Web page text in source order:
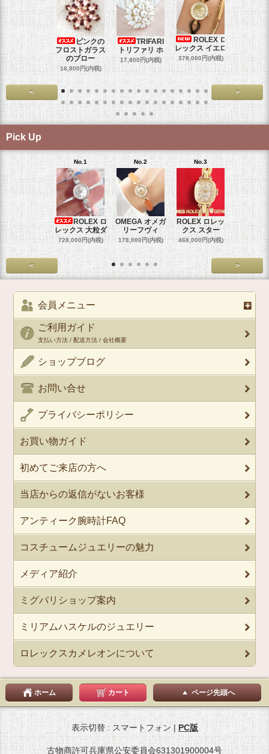
ピンクの
フロストガラス
のブロー
16,800円(内税)
TRIFARI
トリファリ ホ
17,800円(内税)
ROLEX ロ
レックス イエロ
378,000円(内税)
ジュリア
29,000円(
< >
Pick Up
No.1
ROLEX ロ
レックス 大粒ダ
728,000円(内税)
No.2
OMEGA オメガ
リーフヴィ
178,000円(内税)
No.3
ROLEX ロレッ
クス スター
468,000円(内税)
No.4
ROLEX
クス
458,000円
< >
会員メニュー
ご利用ガイド
支払い方法 / 配送方法 / 会社概要
ショップブログ
お問い合せ
プライバシーポリシー
お買い物ガイド
初めてご来店の方へ
当店からの返信がないお客様
アンティーク腕時計FAQ
コスチュームジュエリーの魅力
メディア紹介
ミグパリショップ案内
ミリアムハスケルのジュエリー
ロレックスカメレオンについて
ホーム カート ページ先頭へ
表示切替 : スマートフォン |PC版
古物商許可兵庫県公安委員会631301900004号